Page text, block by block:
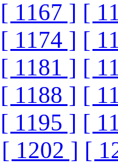
[ 1167 ] [
[ 1174 ] [
[ 1181 ] [
[ 1188 ] [
[ 1195 ] [
[ 1202 ] [